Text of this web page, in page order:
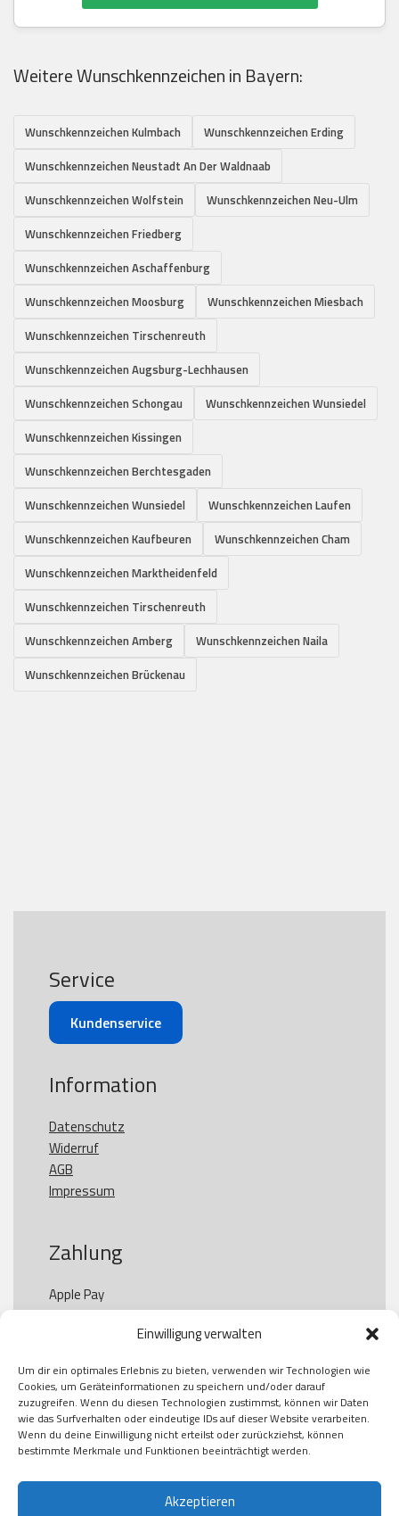
Einwilligung verwalten
Um dir ein optimales Erlebnis zu bieten, verwenden wir Technologien wie
Cookies, um Geräteinformationen zu speichern und/oder darauf
zuzugreifen. Wenn du diesen Technologien zustimmst, können wir Daten
wie das Surfverhalten oder eindeutige IDs auf dieser Website verarbeiten.
Wenn du deine Einwilligung nicht erteilst oder zurückziehst, können
bestimmte Merkmale und Funktionen beeinträchtigt werden.
Akzeptieren
Weitere Wunschkennzeichen in Bayern:
Wunschkennzeichen Kulmbach
Wunschkennzeichen Erding
Wunschkennzeichen Neustadt An Der Waldnaab
Wunschkennzeichen Wolfstein
Wunschkennzeichen Neu-Ulm
Wunschkennzeichen Friedberg
Wunschkennzeichen Aschaffenburg
Wunschkennzeichen Moosburg
Wunschkennzeichen Miesbach
Wunschkennzeichen Tirschenreuth
Wunschkennzeichen Augsburg-Lechhausen
Wunschkennzeichen Schongau
Wunschkennzeichen Wunsiedel
Wunschkennzeichen Kissingen
Wunschkennzeichen Berchtesgaden
Wunschkennzeichen Wunsiedel
Wunschkennzeichen Laufen
Wunschkennzeichen Kaufbeuren
Wunschkennzeichen Cham
Wunschkennzeichen Marktheidenfeld
Wunschkennzeichen Tirschenreuth
Wunschkennzeichen Amberg
Wunschkennzeichen Naila
Wunschkennzeichen Brückenau
Service
Kundenservice
Information
Datenschutz
Widerruf
AGB
Impressum
Zahlung
Apple Pay
Paypal
Kauf auf Rechung
Klarna
American Express